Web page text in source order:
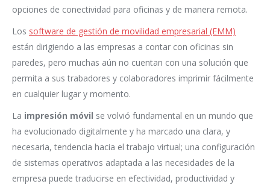
opciones de conectividad para oficinas y de manera remota.
Los software de gestión de movilidad empresarial (EMM)
están dirigiendo a las empresas a contar con oficinas sin
paredes, pero muchas aún no cuentan con una solución que
permita a sus trabadores y colaboradores imprimir fácilmente
en cualquier lugar y momento.
La impresión móvil se volvió fundamental en un mundo que
ha evolucionado digitalmente y ha marcado una clara, y
necesaria, tendencia hacia el trabajo virtual; una configuración
de sistemas operativos adaptada a las necesidades de la
empresa puede traducirse en efectividad, productividad y